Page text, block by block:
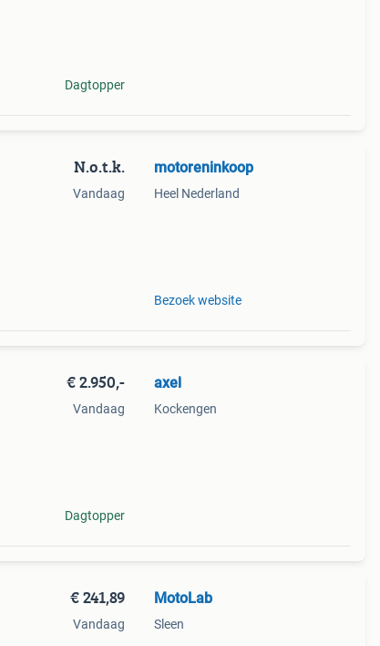
Dagtopper
N.o.t.k.
Vandaag
motoreninkoop
Heel Nederland
Bezoek website
€ 2.950,-
Vandaag
Dagtopper
axel
Kockengen
€ 241,89
Vandaag
MotoLab
Sleen